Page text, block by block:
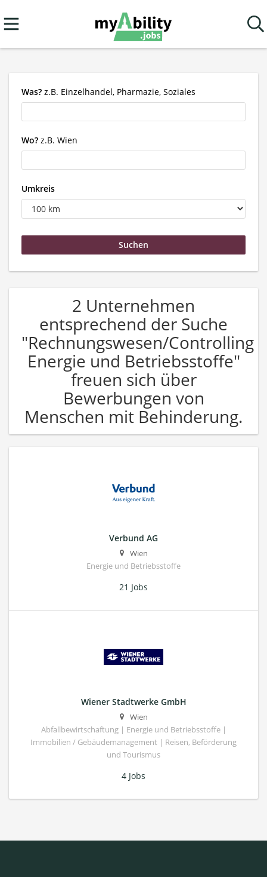
Was? z.B. Einzelhandel, Pharmazie, Soziales
Wo? z.B. Wien
Umkreis
2 Unternehmen
entsprechend der Suche
"Rechnungswesen/Controlling
Energie und Betriebsstoffe"
freuen sich über
Bewerbungen von
Menschen mit Behinderung.
Verbund AG
Wien
Energie und Betriebsstoffe
21 Jobs
Wiener Stadtwerke GmbH
Wien
Abfallbewirtschaftung | Energie und Betriebsstoffe |
Immobilien / Gebäudemanagement | Reisen, Beförderung
und Tourismus
4 Jobs